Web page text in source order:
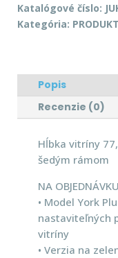
Katalógové číslo:
Kategória:
Popis
Recenzie (0)
Hĺbka vitríny
šedým rámom
NA OBJEDNÁVKU
• Model York
nastaviteľných
vitríny
• Verzia na